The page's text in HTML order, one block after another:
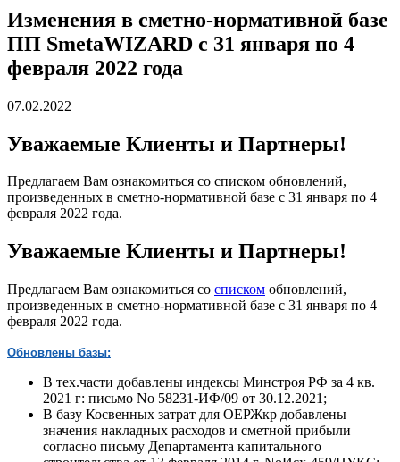
Изменения в сметно-нормативной базе
ПП SmetaWIZARD с 31 января по 4
февраля 2022 года
07.02.2022
Уважаемые Клиенты и Партнеры!
Предлагаем Вам ознакомиться со списком обновлений,
произведенных в сметно-нормативной базе с 31 января по 4
февраля 2022 года.
Уважаемые Клиенты и Партнеры!
Предлагаем Вам ознакомиться со списком обновлений,
произведенных в сметно-нормативной базе c 31 января по 4
февраля 2022 года.
Обновлены базы:
В тех.части добавлены индексы Минстроя РФ за 4 кв.
2021 г: письмо No 58231-ИФ/09 от 30.12.2021;
В базу Косвенных затрат для ОЕРЖкр добавлены
значения накладных расходов и сметной прибыли
согласно письму Департамента капитального